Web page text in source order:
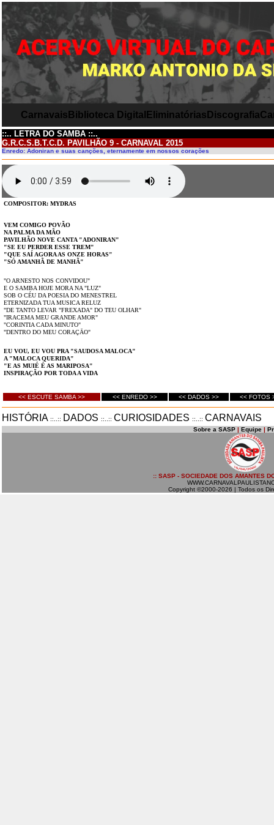
Carnavais Biblioteca Digital Eliminatórias Discografia
::.. LETRA DO SAMBA ::..
G.R.C.S.B.T.C.D. PAVILHÃO 9 - CARNAVAL 2015
Enredo: Adoniran e suas canções, eternamente em nossos corações
COMPOSITOR: MYDRAS
VEM COMIGO POVÃO
NA PALMA DA MÃO
PAVILHÃO NOVE CANTA "ADONIRAN"
"SE EU PERDER ESSE TREM"
"QUE SAÍ AGORA AS ONZE HORAS"
"SÓ AMANHÃ DE MANHÃ"
"O ARNESTO NOS CONVIDOU"
E O SAMBA HOJE MORA NA "LUZ"
SOB O CÉU DA POESIA DO MENESTREL
ETERNIZADA TUA MUSICA RELUZ
"DE TANTO LEVAR "FREXADA" DO TEU OLHAR"
"IRACEMA MEU GRANDE AMOR"
"CORINTIA CADA MINUTO"
"DENTRO DO MEU CORAÇĀO"
EU VOU, EU VOU PRA "SAUDOSA MALOCA"
A "MALOCA QUERIDA"
"E AS MUIÉ É AS MARIPOSA"
INSPIRAÇÃO POR TODA A VIDA
<< ESCUTE SAMBA >> << ENREDO >> << DADOS >> << FOTOS
HISTÓRIA ::..:: DADOS ::..:: CURIOSIDADES ::..:: CARNAVAIS
Sobre a SASP | Equipe |
:: SASP - SOCIEDADE DOS AMANTES
Copyright ©2000-2026 | Todos os